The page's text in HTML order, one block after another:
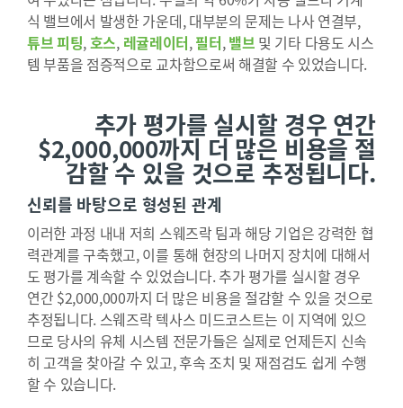
식 밸브에서 발생한 가운데, 대부분의 문제는 나사 연결부,
튜브 피팅,호스, 레귤레이터,필터,밸브 및 기타 다용도 시스
템 부품을 점증적으로 교차함으로써 해결할 수 있었습니다.
추가 평가를 실시할 경우 연간
$2,000,000까지 더 많은 비용을 절
감할 수 있을 것으로 추정됩니다.
신뢰를 바탕으로 형성된 관계
이러한 과정 내내 저희 스웨즈락 팀과 해당 기업은 강력한 협
력관계를 구축했고, 이를 통해 현장의 나머지 장치에 대해서
도 평가를 계속할 수 있었습니다. 추가 평가를 실시할 경우
연간 $2,000,000까지 더 많은 비용을 절감할 수 있을 것으로
추정됩니다. 스웨즈락 텍사스 미드코스트는 이 지역에 있으
므로 당사의 유체 시스템 전문가들은 실제로 언제든지 신속
히 고객을 찾아갈 수 있고, 후속 조치 및 재점검도 쉽게 수행
할 수 있습니다.